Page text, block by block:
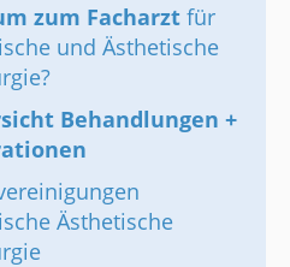
zum Facharzt für
und Ästhetische
Behandlungen +
Ästhetische